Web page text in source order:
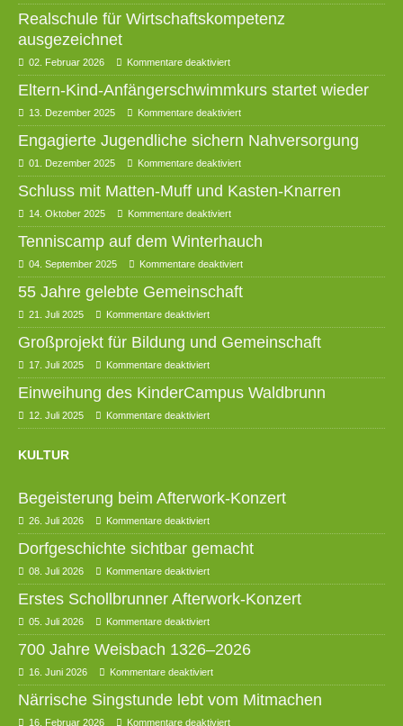
Realschule für Wirtschaftskompetenz
ausgezeichnet
02. Februar 2026 Kommentare deaktiviert
Eltern-Kind-Anfängerschwimmkurs startet wieder
13. Dezember 2025 Kommentare deaktiviert
Engagierte Jugendliche sichern Nahversorgung
01. Dezember 2025 Kommentare deaktiviert
Schluss mit Matten-Muff und Kasten-Knarren
14. Oktober 2025 Kommentare deaktiviert
Tenniscamp auf dem Winterhauch
04. September 2025 Kommentare deaktiviert
55 Jahre gelebte Gemeinschaft
21. Juli 2025 Kommentare deaktiviert
Großprojekt für Bildung und Gemeinschaft
17. Juli 2025 Kommentare deaktiviert
Einweihung des KinderCampus Waldbrunn
12. Juli 2025 Kommentare deaktiviert
KULTUR
Begeisterung beim Afterwork-Konzert
26. Juli 2026 Kommentare deaktiviert
Dorfgeschichte sichtbar gemacht
08. Juli 2026 Kommentare deaktiviert
Erstes Schollbrunner Afterwork-Konzert
05. Juli 2026 Kommentare deaktiviert
700 Jahre Weisbach 1326–2026
16. Juni 2026 Kommentare deaktiviert
Närrische Singstunde lebt vom Mitmachen
16. Februar 2026 Kommentare deaktiviert